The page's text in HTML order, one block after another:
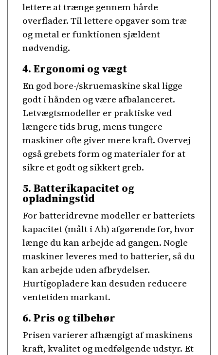
lettere at trænge gennem hårde
overflader. Til lettere opgaver som træ
og metal er funktionen sjældent
nødvendig.
4. Ergonomi og vægt
En god bore-/skruemaskine skal ligge
godt i hånden og være afbalanceret.
Letvægtsmodeller er praktiske ved
længere tids brug, mens tungere
maskiner ofte giver mere kraft. Overvej
også grebets form og materialer for at
sikre et godt og sikkert greb.
5. Batterikapacitet og
opladningstid
For batteridrevne modeller er batteriets
kapacitet (målt i Ah) afgørende for, hvor
længe du kan arbejde ad gangen. Nogle
maskiner leveres med to batterier, så du
kan arbejde uden afbrydelser.
Hurtigopladere kan desuden reducere
ventetiden markant.
6. Pris og tilbehør
Prisen varierer afhængigt af maskinens
kraft, kvalitet og medfølgende udstyr. Et